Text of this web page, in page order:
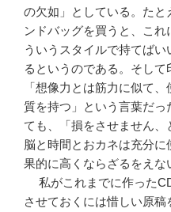
の欠如」としている。た
ンドバッグを買うと、こ
ういうスタイルで持てば
るというのである。そし
「想像力とは筋力に似て
質を持つ」という言葉だ
ても、「損をさせません
脳と時間とおカネは充分
果的に高くならざるをえな
私がこれまでに作った
させておくには惜しい原